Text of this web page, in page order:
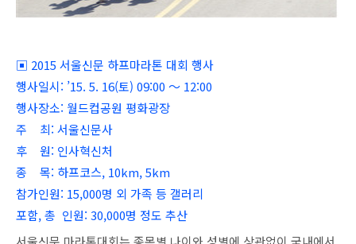
▣ 2015 서울신문 하프마라톤 대회 행사
행사일시: ’15. 5. 16(토) 09:00 ～ 12:00
행사장소: 월드컵공원 평화광장
주 최: 서울신문사
후 원: 인사혁신처
종 목: 하프코스, 10km, 5km
참가인원: 15,000명 외 가족 등 갤러리
포함, 총 인원: 30,000명 정도 추산